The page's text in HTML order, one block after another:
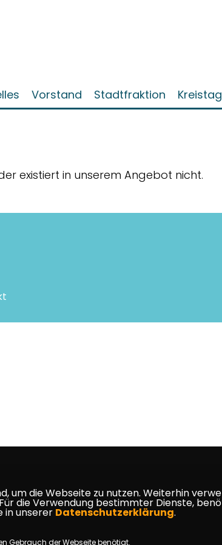
Vorstand Stadtfraktion Kreistag
existiert in unserem Angebot nicht.
um die Webseite zu nutzen. Weiterhin
die Verwendung bestimmter Dienste,
in unserer Datenschutzerklärung.
Gebrauch der Webseite benötigt.